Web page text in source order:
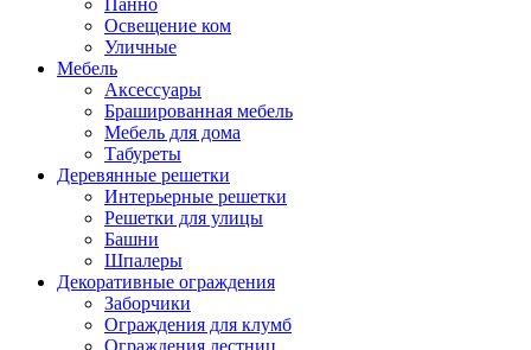
Панно
Освещение ком
Уличные
Мебель
Аксессуары
Брашированная мебель
Мебель для дома
Табуреты
Деревянные решетки
Интерьерные решетки
Решетки для улицы
Башни
Шпалеры
Декоративные ограждения
Заборчики
Ограждения для клумб
Ограждения лестниц